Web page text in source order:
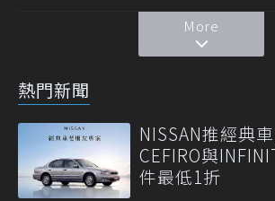
More
熱門新聞
NISSAN推經典
CEFIRO與
件最低1折